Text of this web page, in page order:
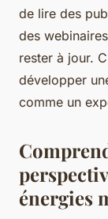
de lire des
des
rester à jour.
développer
comme un
énergies